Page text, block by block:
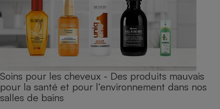
Soins pour les cheveux - Des produits mauvais
pour la santé et pour l’environnement dans nos
salles de bains